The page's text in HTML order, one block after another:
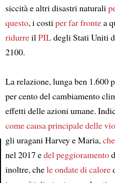
Article
siccità e altri disastri naturali
questo, i costiper far frontea
ridurreilPILdegli Stati Uniti
2100.
La relazione, lunga ben 1.600
per cento del cambiamento
effetti delle azioni umane.
come causa principaledelle
gli uragani Harvey e Maria,
nel 2017 edel peggioramento
inoltre, chele ondate di calore